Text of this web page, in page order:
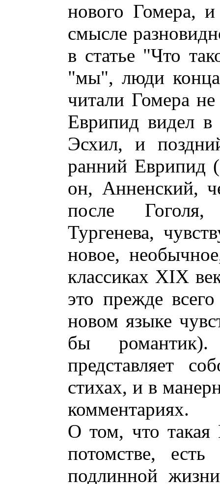
нового Гомера,
смысле
в статье "Что
"мы", люди
читали Гомера
Еврипид видел
Эсхил, и
ранний Еврипид
он, Анненский,
после Гоголя,
Тургенева,
новое,
классиках XIX
это прежде
новом языке
бы
представляет
стихах, и в
комментариях.
О том, что такая
потомстве, есть
подлинной